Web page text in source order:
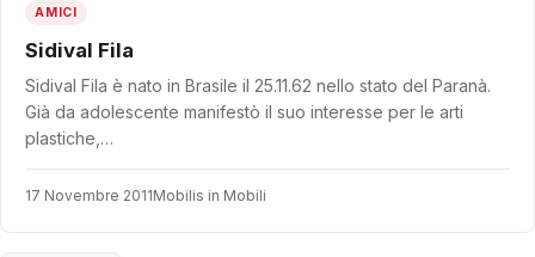
AMICI
Sidival Fila
Sidival Fila è nato in Brasile il 25.11.62 nello stato del Paranà.
Già da adolescente manifestò il suo interesse per le arti
plastiche,…
17 Novembre 2011Mobilis in Mobili